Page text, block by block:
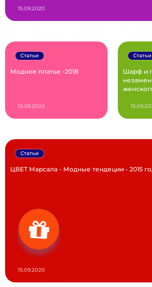
15.09.2020
Модное платье -2018
Статьи
15.09.2020
Шарф и
Статьи
ЦВЕТ Марсала - Модные тендеции - 2015
Статьи
15.09.2020